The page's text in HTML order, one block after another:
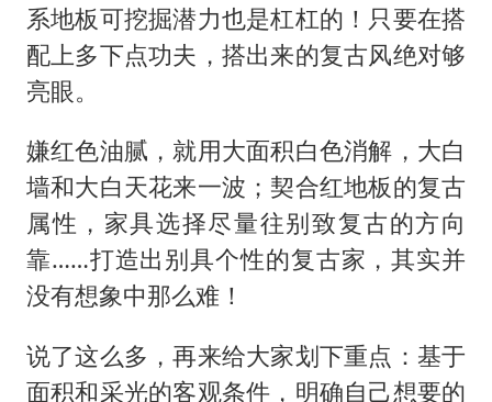
系地板可挖掘潜力也是杠杠的！只要在搭
配上多下点功夫，搭出来的复古风绝对够
亮眼。
嫌红色油腻，就用大面积白色消解，大白
墙和大白天花来一波；契合红地板的复古
属性，家具选择尽量往别致复古的方向
靠……打造出别具个性的复古家，其实并
没有想象中那么难！
说了这么多，再来给大家划下重点：基于
面积和采光的客观条件，明确自己想要的